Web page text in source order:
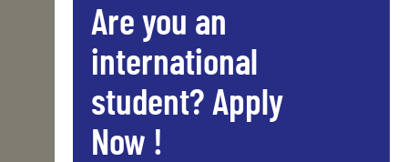
Are you an
international
student? Apply
Now !